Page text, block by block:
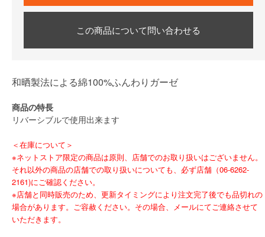
この商品について問い合わせる
和晒製法による綿100%ふんわりガーゼ
商品の特長
リバーシブルで使用出来ます
＜在庫について＞
※ネットストア限定の商品は原則、店舗でのお取り扱いはございません。
それ以外の商品の店舗での取り扱いについても、必ず店舗（06-6262-
2161)にご確認ください。
※店舗と同時販売のため、更新タイミングにより注文完了後でも品切れの
場合があります。ご容赦ください。その場合、メールにてご連絡させて
いただきます。